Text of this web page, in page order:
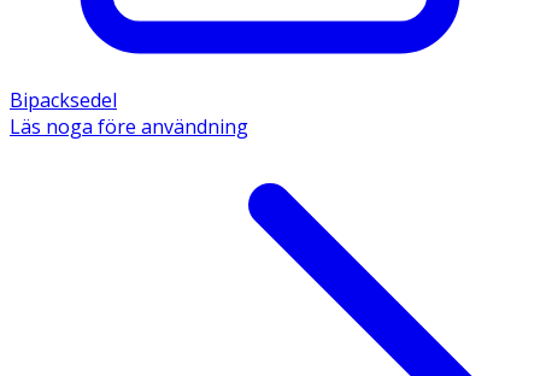
Bipacksedel
Läs noga före användning